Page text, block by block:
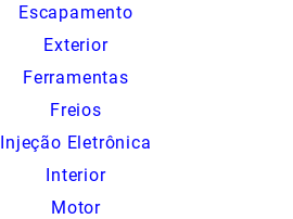
Escapamento
Exterior
Ferramentas
Freios
Injeção Eletrônica
Interior
Motor